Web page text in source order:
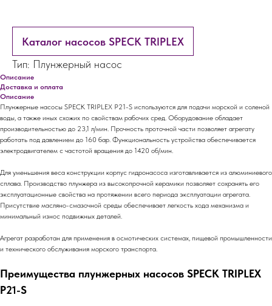
Каталог насосов SPECK TRIPLEX
Тип: Плунжерный насос
Описание
Доставка и оплата
Описание
Плунжерные насосы SPECK TRIPLEX P21-S используются для подачи морской и соленой
воды, а также иных схожих по свойствам рабочих сред. Оборудование обладает
производительностью до 23,1 л/мин. Прочность проточной части позволяет агрегату
работать под давлением до 160 бар. Функциональность устройства обеспечивается
электродвигателем с частотой вращения до 1420 об/мин.
Для уменьшения веса конструкции корпус гидронасоса изготавливается из алюминиевого
сплава. Производство плунжера из высокопрочной керамики позволяет сохранять его
эксплуатационные свойства на протяжении всего периода эксплуатации агрегата.
Присутствие масляно-смазочной среды обеспечивает легкость хода механизма и
минимальный износ подвижных деталей.
Агрегат разработан для применения в осмотических системах, пищевой промышленности
и технического обслуживания морского транспорта.
Преимущества плунжерных насосов SPECK TRIPLEX
P21-S